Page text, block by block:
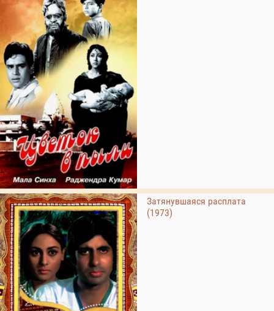
Затянувшаяся расплата
(1973)